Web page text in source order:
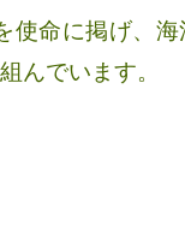
使命に掲げ、海
んでいます。